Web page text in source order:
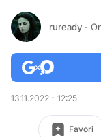
ruready -
13.11.2022 - 12:25
Favori